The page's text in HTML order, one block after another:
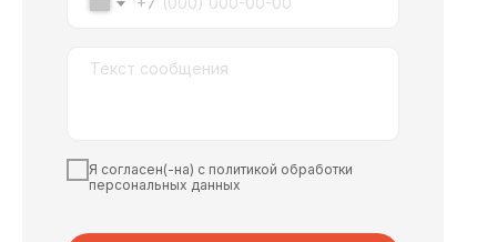
Я согласен(-на) с политикой обработки
персональных данных